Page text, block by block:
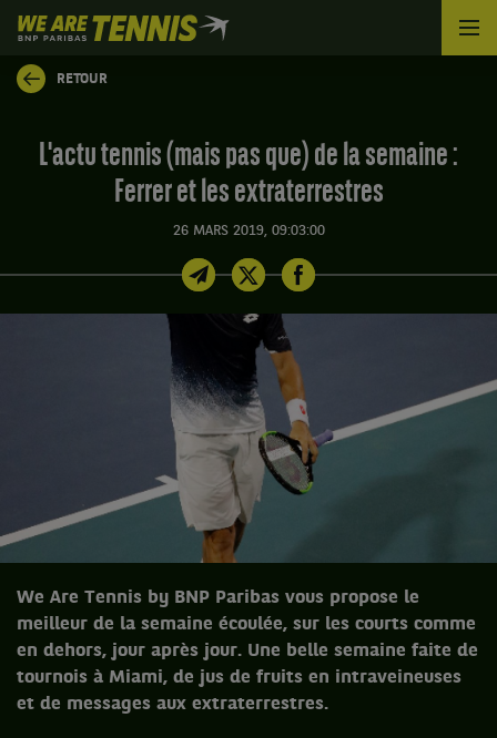
We
are
Tennis
by
Accueil
RETOUR
L'actu tennis (mais pas que) de la semaine :
Ferrer et les extraterrestres
26 MARS 2019, 09:03:00
We Are Tennis by BNP Paribas vous propose le
meilleur de la semaine écoulée, sur les courts comme
en dehors, jour après jour. Une belle semaine faite de
tournois à Miami, de jus de fruits en intraveineuses
et de messages aux extraterrestres.